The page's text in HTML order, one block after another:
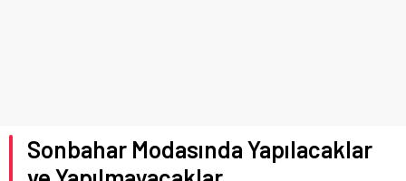
Sonbahar Modasında Yapılacaklar